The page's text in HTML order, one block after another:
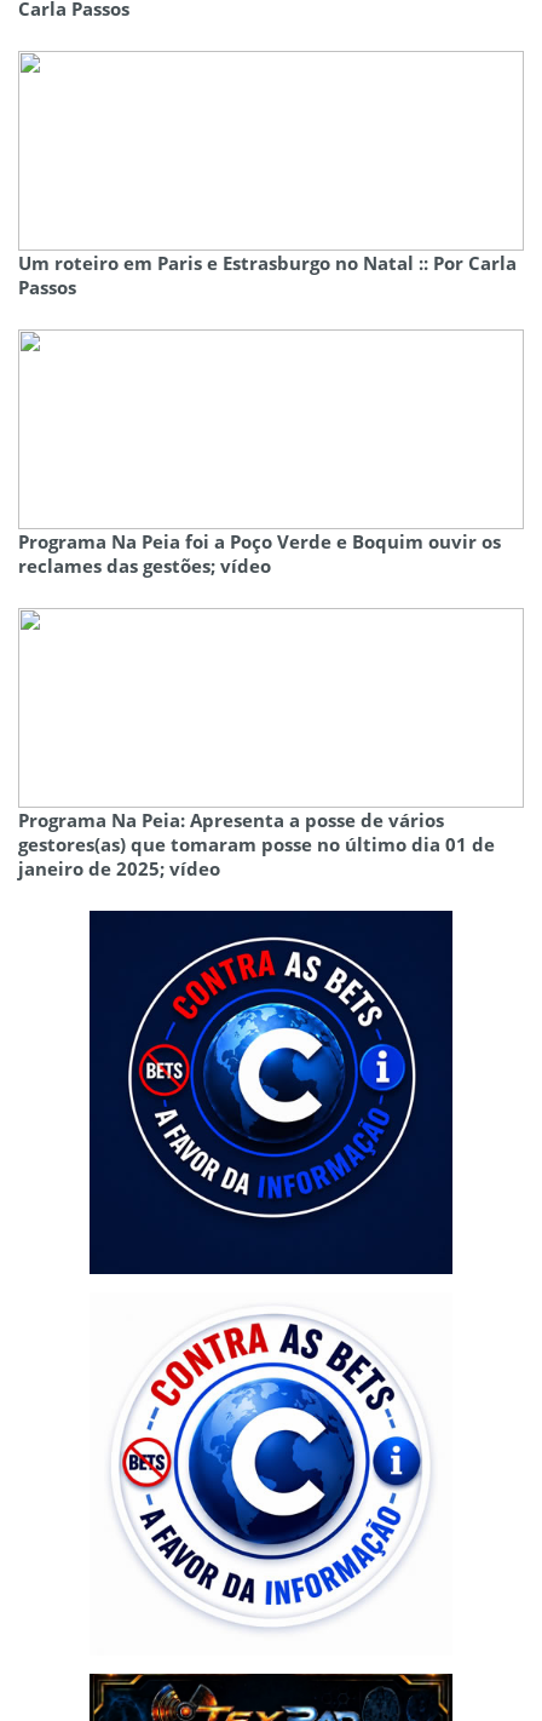
Carla Passos
Um roteiro em Paris e Estrasburgo no Natal :: Por Carla
Passos
Programa Na Peia foi a Poço Verde e Boquim ouvir os
reclames das gestões; vídeo
Programa Na Peia: Apresenta a posse de vários
gestores(as) que tomaram posse no último dia 01 de
janeiro de 2025; vídeo